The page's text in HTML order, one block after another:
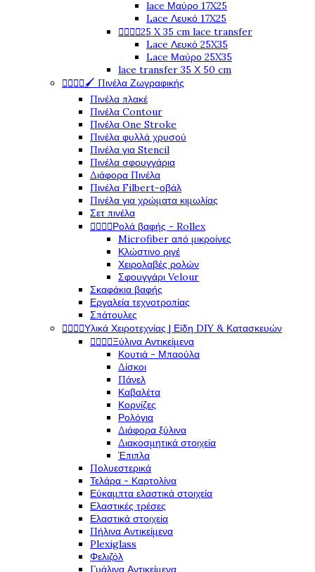
lace Μαύρο 17X25
Lace Λευκό 17X25
25 X 35 cm lace transfer
Lace Λευκό 25X35
Lace Μαύρο 25X35
lace transfer 35 Χ 50 cm
🖌️ Πινέλα Ζωγραφικής
Πινέλα πλακέ
Πινέλα Contour
Πινέλα One Stroke
Πινέλα φυλλά χρυσού
Πινέλα για Stencil
Πινέλα σφουγγάρια
Διάφορα Πινέλα
Πινέλα Filbert-οβάλ
Πινέλα για χρώματα κιμωλίας
Σετ πινέλα
Ρολά βαφής - Rollex
Microfiber από μικροίνες
Κλώστινο ριγέ
Χειρολαβές ρολών
Σφουγγάρι Velour
Σκαφάκια βαφής
Εργαλεία τεχνοτροπίας
Σπάτουλες
Υλικά Χειροτεχνίας | Είδη DIY & Κατασκευών
Ξύλινα Αντικείμενα
Κουτιά - Μπαούλα
Δίσκοι
Πάνελ
Καβαλέτα
Κορνίζες
Ρολόγια
Διάφορα ξύλινα
Διακοσμητικά στοιχεία
Έπιπλα
Πολυεστερικά
Τελάρα - Καρτολίνα
Εύκαμπτα ελαστικά στοιχεία
Ελαστικές τρέσες
Ελαστικά στοιχεία
Πήλινα Αντικείμενα
Plexiglass
Φελιζόλ
Γυάλινα Αντικείμενα